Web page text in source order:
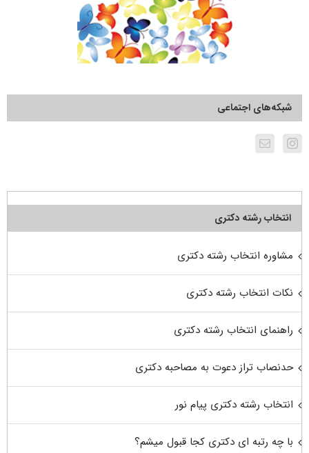
شبکه‌های اجتماعی
انتخاب رشته دکتری
مشاوره انتخاب رشته دکتری
نکات انتخاب رشته دکتری
راهنمای انتخاب رشته دکتری
حدنصاب تراز دعوت به مصاحبه دکتری
انتخاب رشته دکتری پیام نور
با چه رتبه ای دکتری کجا قبول میشم؟